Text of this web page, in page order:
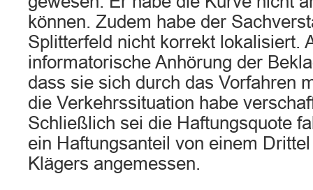
können. Zudem habe der
Splitterfeld nicht korrekt lokalisiert.
informatorische Anhörung der
dass sie sich durch das Vorfahren
die Verkehrssituation habe
Schließlich sei die Haftungsquote
ein Haftungsanteil von einem
Klägers angemessen.